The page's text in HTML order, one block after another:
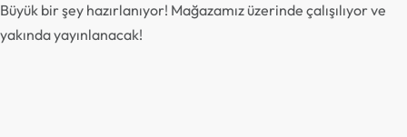
Büyük bir şey hazırlanıyor! Mağazamız üzerinde çalışılıyor ve
yakında yayınlanacak!